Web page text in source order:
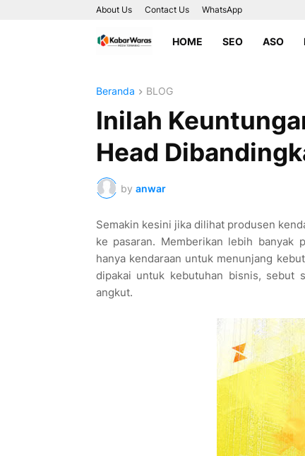
About Us Contact Us WhatsApp
HOME SEO ASO
Beranda BLOG
Inilah
Head
by anwar
Semakin kesini jika dilihat produsen
ke pasaran. Memberikan lebih banyak
hanya kendaraan untuk menunjang
dipakai untuk kebutuhan bisnis, sebut
angkut.